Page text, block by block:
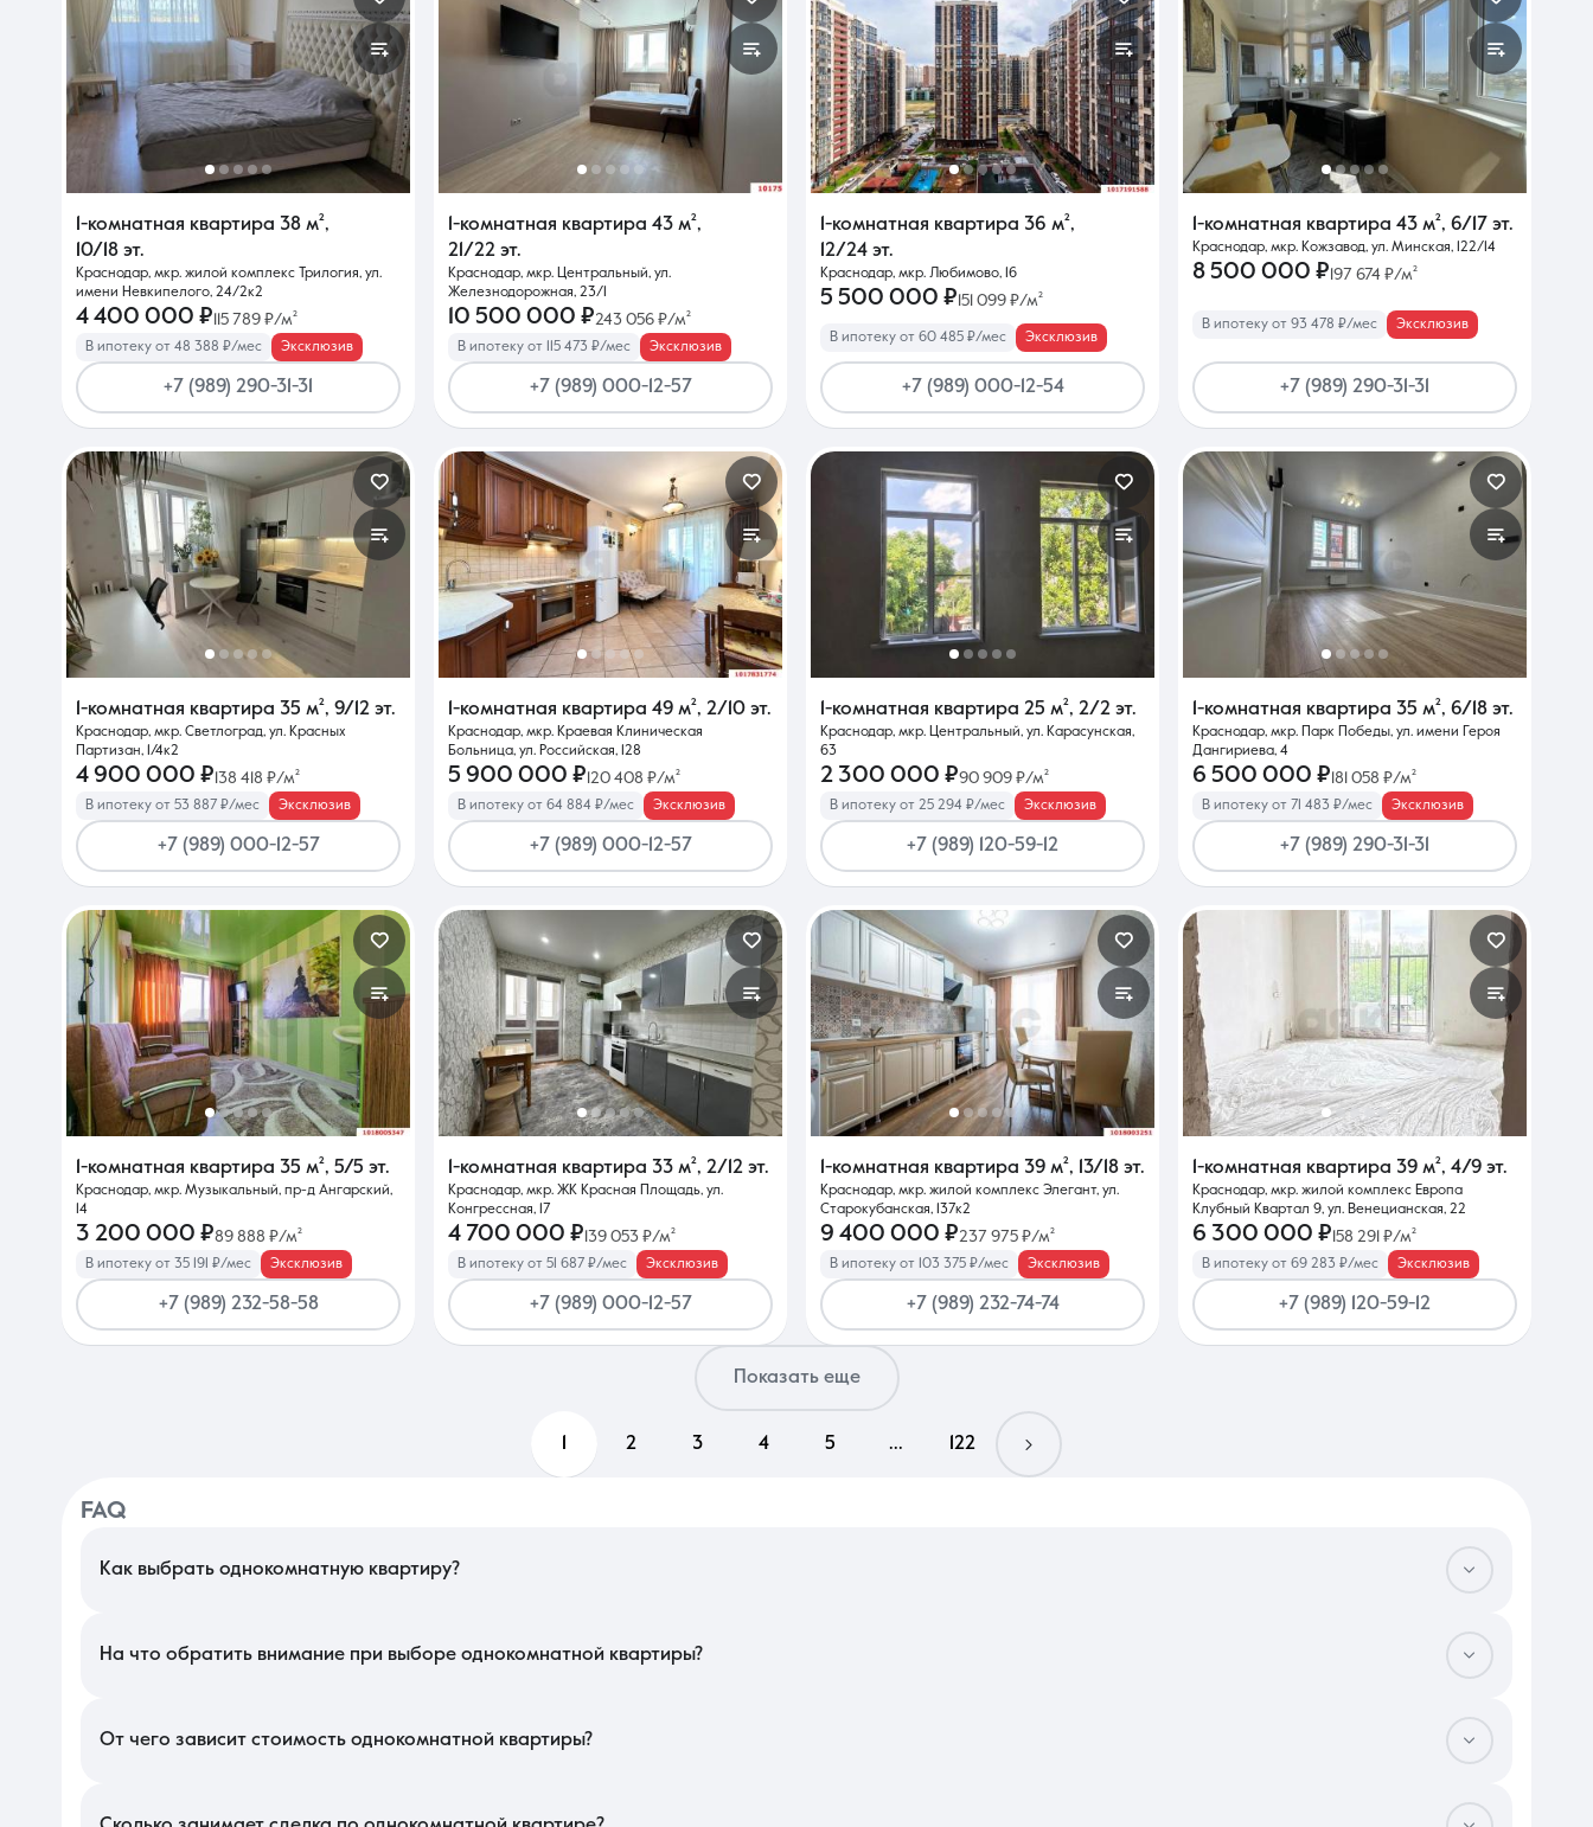
1-комнатная квартира 38 м²,
10/18 эт.
Краснодар, мкр. жилой комплекс Трилогия, ул.
имени Невкипелого, 24/2к2
4 400 000 ₽115 789 ₽/м²
В ипотеку от 48 388 ₽/мес Эксклюзив
+7 (989) 290-31-31
1-комнатная квартира 43 м²,
21/22 эт.
Краснодар, мкр. Центральный, ул.
Железнодорожная, 23/1
10 500 000 ₽243 056 ₽/м²
В ипотеку от 115 473 ₽/мес Эксклюзив
+7 (989) 000-12-57
1-комнатная квартира 36 м²,
12/24 эт.
Краснодар, мкр. Любимово, 16
5 500 000 ₽151 099 ₽/м²
В ипотеку от 60 485 ₽/мес Эксклюзив
+7 (989) 000-12-54
1-комнатная квартира 43 м², 6/17 эт.
Краснодар, мкр. Кожзавод, ул. Минская, 122/14
8 500 000 ₽197 674 ₽/м²
В ипотеку от 93 478 ₽/мес Эксклюзив
+7 (989) 290-31-31
1-комнатная квартира 35 м², 9/12 эт.
Краснодар, мкр. Светлоград, ул. Красных
Партизан, 1/4к2
4 900 000 ₽ 138 418 ₽/м²
В ипотеку от 53 887 ₽/мес Эксклюзив
+7 (989) 000-12-57
1-комнатная квартира 49 м², 2/10 эт.
Краснодар, мкр. Краевая Клиническая
Больница, ул. Российская, 128
5 900 000 ₽ 120 408 ₽/м²
В ипотеку от 64 884 ₽/мес Эксклюзив
+7 (989) 000-12-57
1-комнатная квартира 25 м², 2/2 эт.
Краснодар, мкр. Центральный, ул. Карасунская,
63
2 300 000 ₽90 909 ₽/м²
В ипотеку от 25 294 ₽/мес Эксклюзив
+7 (989) 120-59-12
1-комнатная квартира 35 м², 6/18 эт.
Краснодар, мкр. Парк Победы, ул. имени Героя
Дангириева, 4
6 500 000 ₽ 181 058 ₽/м²
В ипотеку от 71 483 ₽/мес Эксклюзив
+7 (989) 290-31-31
1-комнатная квартира 35 м², 5/5 эт.
Краснодар, мкр. Музыкальный, пр-д Ангарский,
14
3 200 000 ₽89 888 ₽/м²
В ипотеку от 35 191 ₽/мес Эксклюзив
+7 (989) 232-58-58
1-комнатная квартира 33 м², 2/12 эт.
Краснодар, мкр. ЖК Красная Площадь, ул.
Конгрессная, 17
4 700 000 ₽ 139 053 ₽/м²
В ипотеку от 51 687 ₽/мес Эксклюзив
+7 (989) 000-12-57
1-комнатная квартира 39 м², 13/18 эт.
Краснодар, мкр. жилой комплекс Элегант, ул.
Старокубанская, 137к2
9 400 000 ₽237 975 ₽/м²
В ипотеку от 103 375 ₽/мес Эксклюзив
+7 (989) 232-74-74
1-комнатная квартира 39 м², 4/9 эт.
Краснодар, мкр. жилой комплекс Европа
Клубный Квартал 9, ул. Венецианская, 22
6 300 000 ₽ 158 291 ₽/м²
В ипотеку от 69 283 ₽/мес Эксклюзив
+7 (989) 120-59-12
Показать еще
1 2 3 4 5 ... 122
FAQ
Как выбрать однокомнатную квартиру?
На что обратить внимание при выборе однокомнатной квартиры?
От чего зависит стоимость однокомнатной квартиры?